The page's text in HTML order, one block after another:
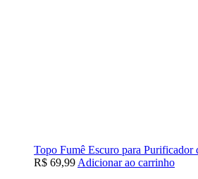
Topo Fumê Escuro para Purificador
R$ 69,99 Adicionar ao carrinho